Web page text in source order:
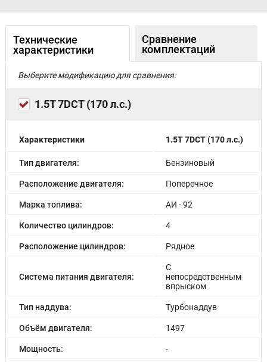
Технические
характеристики
Сравнение
комплектаций
Выберите модификацию для сравнения:
1.5T 7DCT (170 л.с.)
Характеристики 1.5T 7DCT (170 л.с.)
Тип двигателя: Бензиновый
Расположение двигателя: Поперечное
Марка топлива: АИ - 92
Количество цилиндров: 4
Расположение цилиндров: Рядное
Система питания двигателя:
С
непосредственным
впрыском
Тип наддува: Турбонаддув
Объём двигателя: 1497
Мощность: -